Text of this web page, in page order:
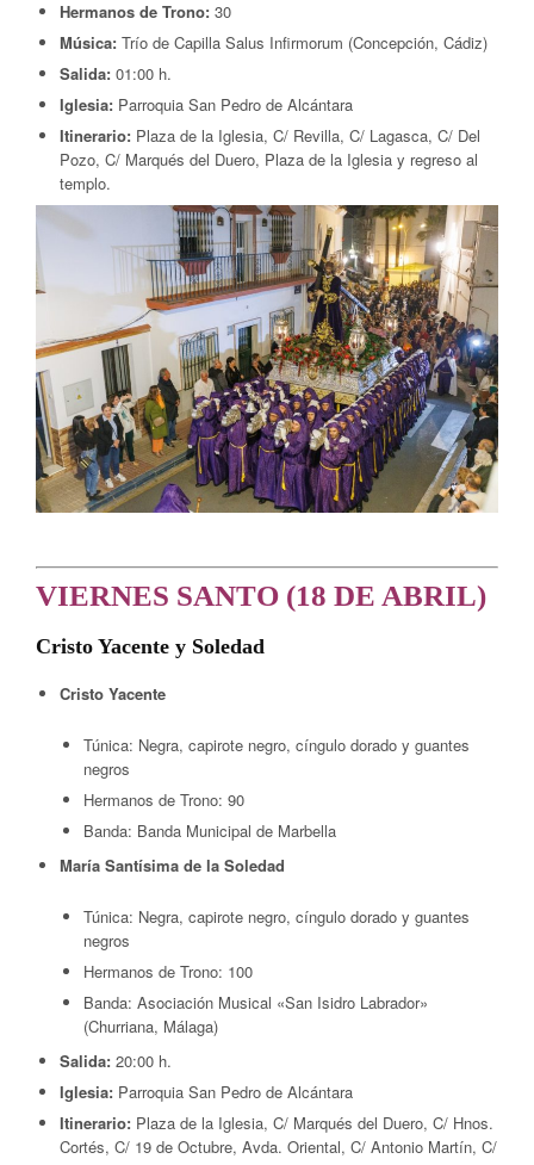
Hermanos de Trono: 30
Música: Trío de Capilla Salus Infirmorum (Concepción, Cádiz)
Salida: 01:00 h.
Iglesia: Parroquia San Pedro de Alcántara
Itinerario: Plaza de la Iglesia, C/ Revilla, C/ Lagasca, C/ Del
Pozo, C/ Marqués del Duero, Plaza de la Iglesia y regreso al
templo.
VIERNES SANTO (18 DE ABRIL)
Cristo Yacente y Soledad
Cristo Yacente
Túnica: Negra, capirote negro, cíngulo dorado y guantes
negros
Hermanos de Trono: 90
Banda: Banda Municipal de Marbella
María Santísima de la Soledad
Túnica: Negra, capirote negro, cíngulo dorado y guantes
negros
Hermanos de Trono: 100
Banda: Asociación Musical «San Isidro Labrador»
(Churriana, Málaga)
Salida: 20:00 h.
Iglesia: Parroquia San Pedro de Alcántara
Itinerario: Plaza de la Iglesia, C/ Marqués del Duero, C/ Hnos.
Cortés, C/ 19 de Octubre, Avda. Oriental, C/ Antonio Martín, C/